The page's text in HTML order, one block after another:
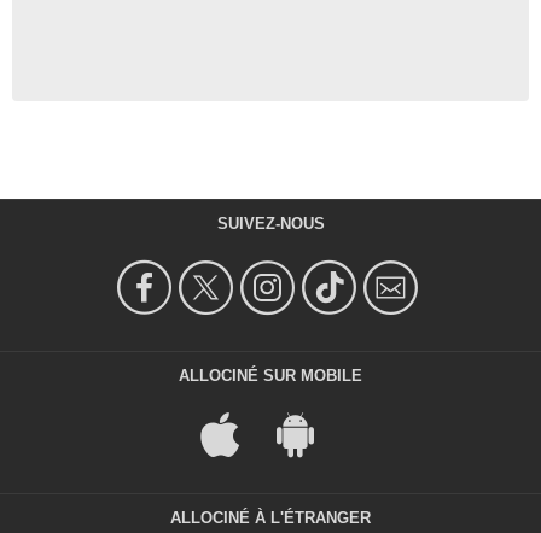
SUIVEZ-NOUS
ALLOCINÉ SUR MOBILE
ALLOCINÉ À L'ÉTRANGER